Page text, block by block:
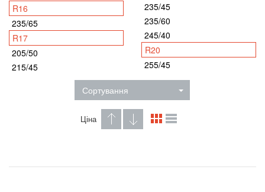
R16
235/65
R17
205/50
215/45
235/45
235/60
245/40
R20
255/45
Сортування
Ціна